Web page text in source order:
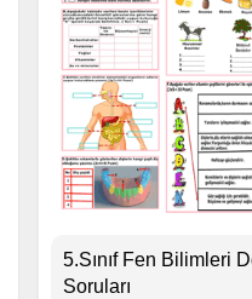
5.Sınıf Fen Bilimleri
Soruları